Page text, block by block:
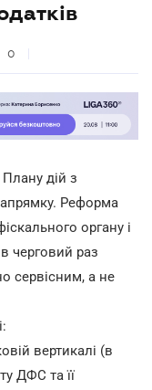
0
дій з
Реформа
органу і
черговий раз
сервісним, а не
вертикалі (в
ДФС та її